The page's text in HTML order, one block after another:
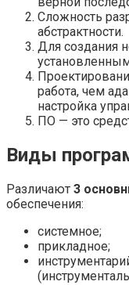
Сложность
абстрактности.
Для создания
работа, чем
настройка
ПО — это
Виды
Различают 3
обеспечения:
системное;
прикладное;